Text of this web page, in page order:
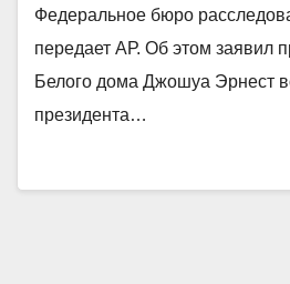
Федеральное бюро
передает АР. Об этом заявил
Белого дома Джошуа Эрнест
президента…